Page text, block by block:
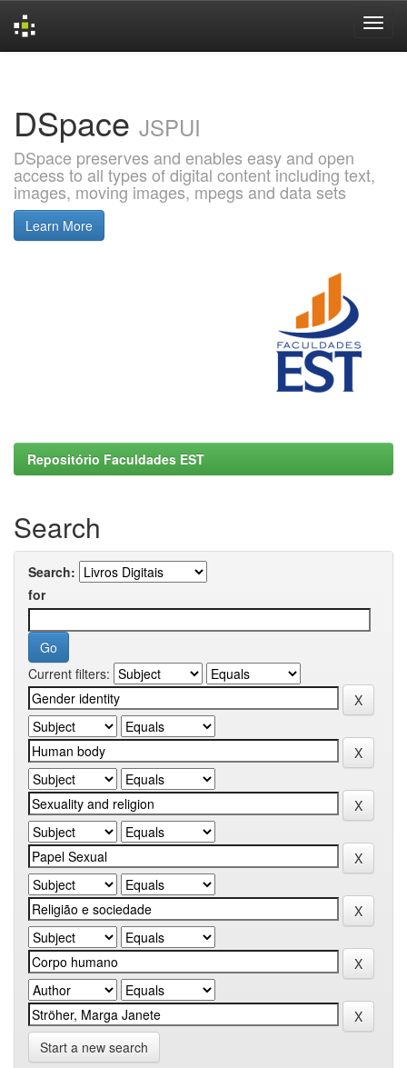
DSpace JSPUI
DSpace preserves and enables easy and open
access to all types of digital content including text,
images, moving images, mpegs and data sets
Learn More
Repositório Faculdades EST
Search
Search:
for
Current filters:
Start a new search